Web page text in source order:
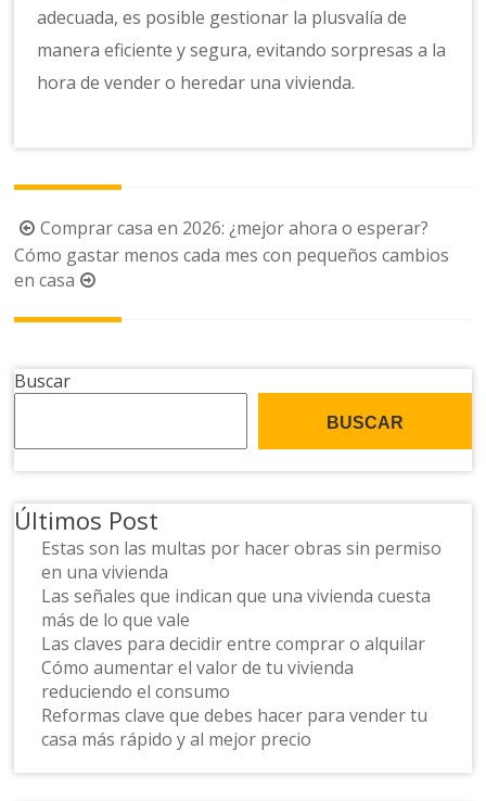
adecuada, es posible gestionar la plusvalía de
manera eficiente y segura, evitando sorpresas a la
hora de vender o heredar una vivienda.
Navegación
de
la
entrada
Comprar casa en 2026: ¿mejor ahora o esperar?
Cómo gastar menos cada mes con pequeños cambios
en casa
Buscar
BUSCAR
Últimos Post
Estas son las multas por hacer obras sin permiso
en una vivienda
Las señales que indican que una vivienda cuesta
más de lo que vale
Las claves para decidir entre comprar o alquilar
Cómo aumentar el valor de tu vivienda
reduciendo el consumo
Reformas clave que debes hacer para vender tu
casa más rápido y al mejor precio